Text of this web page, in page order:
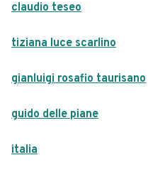
claudio teseo
tiziana luce scarlino
gianluigi rosafio taurisano
guido delle piane
italia